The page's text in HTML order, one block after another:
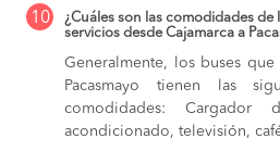
10
¿Cuáles son las comodidades de
servicios desde Cajamarca a
Generalmente, los buses que
Pacasmayo tienen las
comodidades:
acondicionado, televisión,